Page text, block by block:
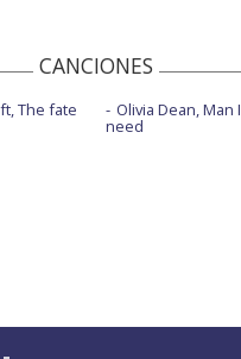
CANCIONES
The fate Olivia Dean, Man I
need